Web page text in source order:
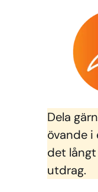
Dela
övande i
det
utdrag.